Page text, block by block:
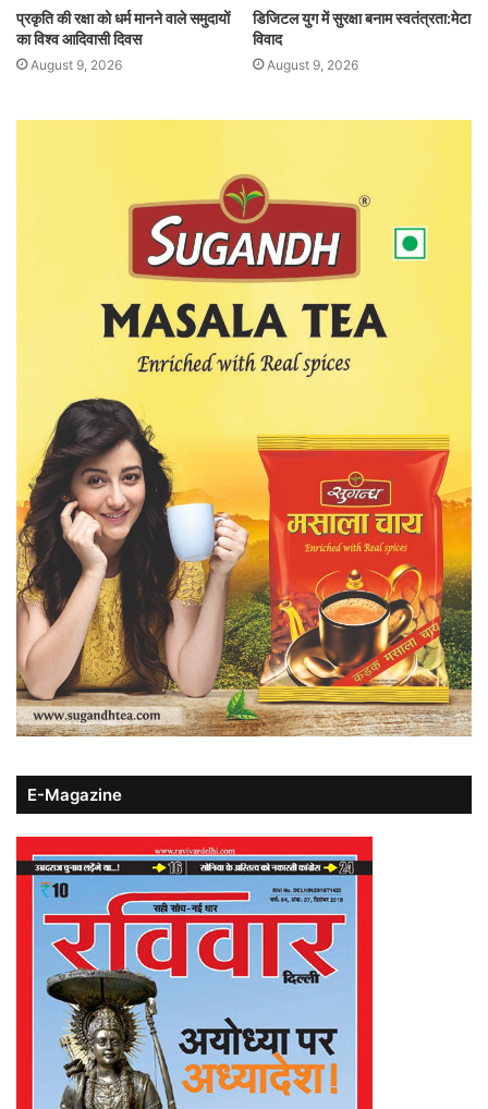
प्रकृति की रक्षा को धर्म मानने वाले समुदायों
का विश्व आदिवासी दिवस
August 9, 2026
डिजिटल युग में सुरक्षा बनाम स्वतंत्रता:मेटा
विवाद
August 9, 2026
E-Magazine